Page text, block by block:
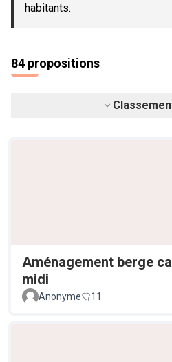
habitants.
84 propositions
Aménagement berge
midi
Anonyme 11